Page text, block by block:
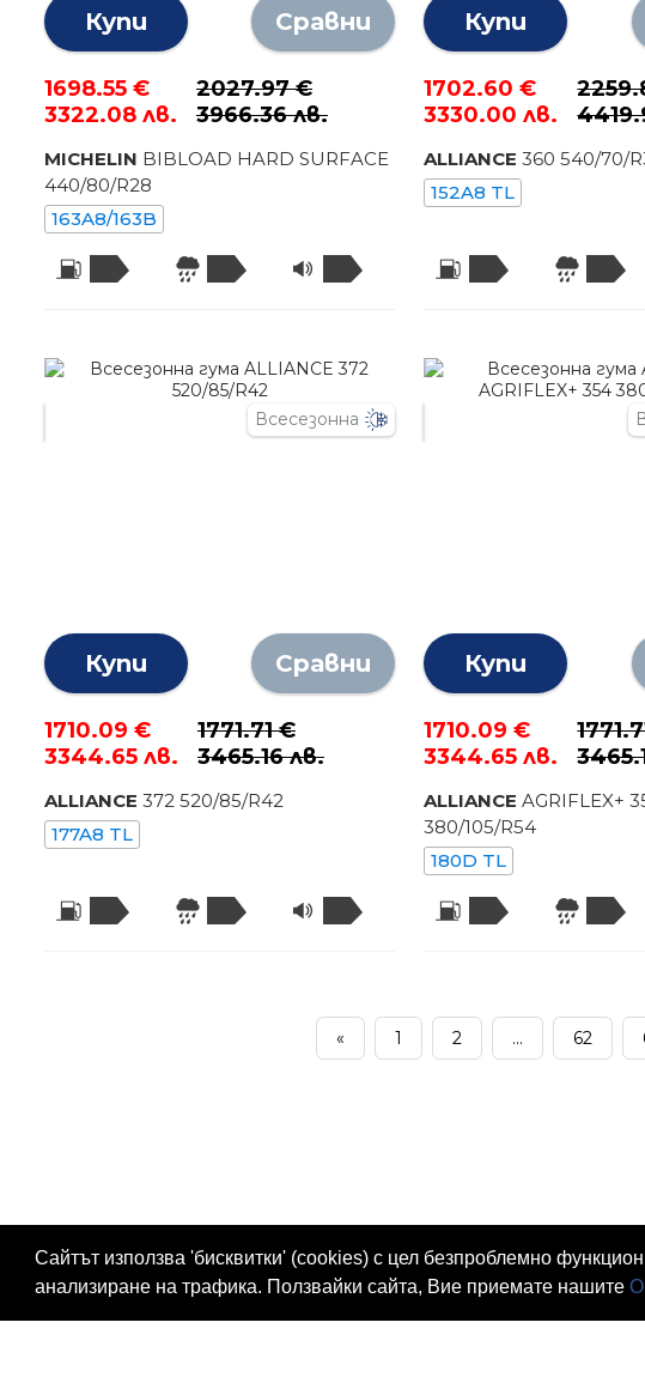
Сайтът използва 'бисквитки' (cookies) с цел безпроблемно
анализиране на трафика. Ползвайки сайта, Вие приемате нашите
Купи Сравни
1698.55 €
3322.08 лв.
2027.97 €
3966.36 лв.
MICHELIN BIBLOAD HARD SURFACE
440/80/R28
163A8/163B
Купи
1702.60 €
3330.00 лв.
ALLIANCE 360 540/70/R
152A8 TL
Всесезонна
Купи Сравни
1710.09 €
3344.65 лв.
1771.71 €
3465.16 лв.
ALLIANCE 372 520/85/R42
177A8 TL
Купи
1710.09 €
3344.65 лв.
ALLIANCE AGRIFLEX+
380/105/R54
180D TL
« 1 2 ... 62